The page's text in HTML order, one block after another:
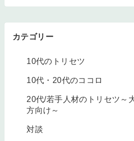
カテゴリー
10代のトリセツ
10代・20代のココロ
20代/若手人材のトリセツ～
方向け～
対談